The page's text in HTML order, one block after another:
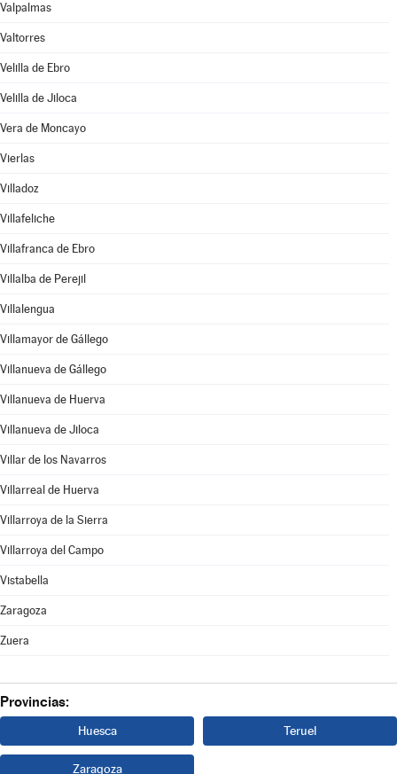
Valpalmas
Valtorres
Velilla de Ebro
Velilla de Jiloca
Vera de Moncayo
Vierlas
Villadoz
Villafeliche
Villafranca de Ebro
Villalba de Perejil
Villalengua
Villamayor de Gállego
Villanueva de Gállego
Villanueva de Huerva
Villanueva de Jiloca
Villar de los Navarros
Villarreal de Huerva
Villarroya de la Sierra
Villarroya del Campo
Vistabella
Zaragoza
Zuera
Provincias:
Huesca Teruel
Zaragoza